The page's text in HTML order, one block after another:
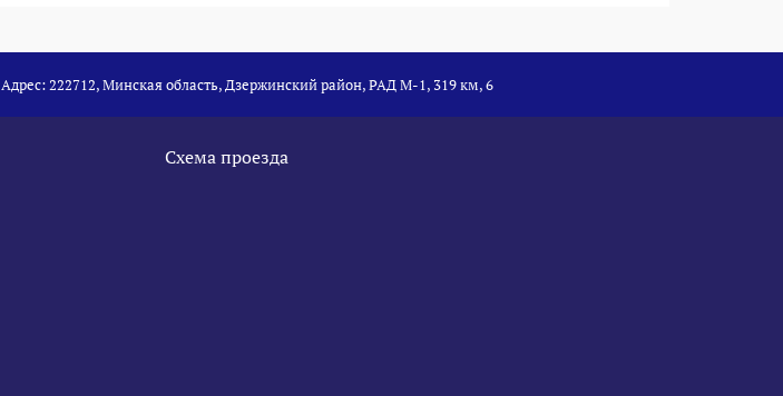
Адрес: 222712, Минская область, Дзержинский район, РАД М-1, 319 км, 6
Схема проезда